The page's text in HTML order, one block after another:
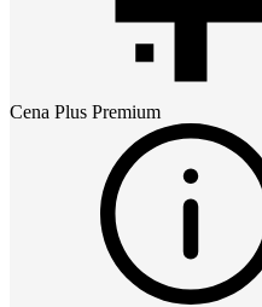
Cena Plus Premium